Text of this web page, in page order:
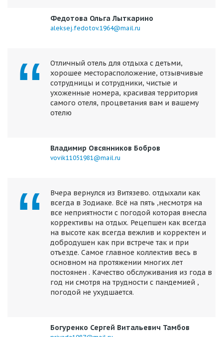
Федотова Ольга Лыткарино
aleksej.fedotov.1964@mail.ru
Отличный отель для отдыха с детьми,
хорошее месторасположение, отзывчивые
сотрудницы и сотрудники, чистые и
ухоженные номера, красивая территория
самого отеля, процветания вам и вашему
отелю
Владимир Овсянников Бобров
vovik11051981@mail.ru
Вчера вернулся из Витязево. отдыхали как
всегда в Зодиаке. Всё на пять ,несмотря на
все неприятности с погодой которая внесла
коррективы на отдых. Рецепшен как всегда
на высоте как всегда вежлив и корректен и
добродушен как при встрече так и при
отъезде. Самое главное коллектив весь в
основном на протяжении многих лет
постоянен . Качество обслуживания из года в
год ни смотря на трудности с пандемией ,
погодой не ухудшается.
Богуренко Сергей Витальевич Тамбов